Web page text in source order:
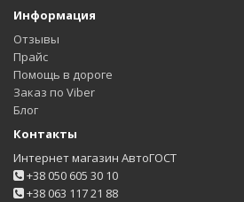
Информация
Отзывы
Прайс
Помощь в дороге
Заказ по Viber
Блог
Контакты
Интернет магазин АвтоГОСТ
+38 050 605 30 10
+38 063 117 21 88